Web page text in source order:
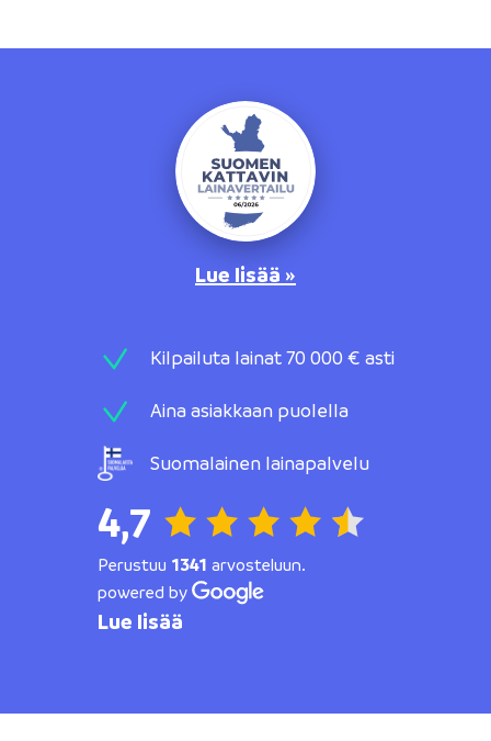
Lue lisää »
Kilpailuta lainat 70 000 € asti
Aina asiakkaan puolella
Suomalainen lainapalvelu
4,7
Perustuu 1341 arvosteluun.
powered by
Lue lisää